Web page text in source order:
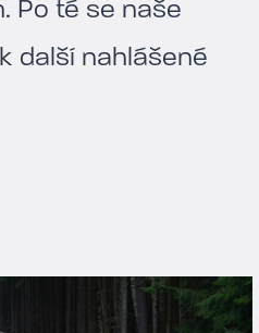
Po té se naše
další nahlášené